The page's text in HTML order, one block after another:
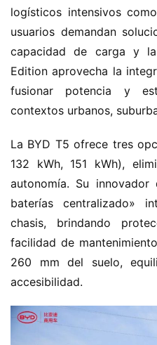
logísticos intensivos
usuarios demandan
capacidad de carga y
Edition aprovecha la
fusionar potencia y
contextos urbanos,
La BYD T5 ofrece tres
132 kWh, 151 kWh),
autonomía. Su
baterías centralizado»
chasis, brindando
facilidad de
260 mm del suelo,
accesibilidad.